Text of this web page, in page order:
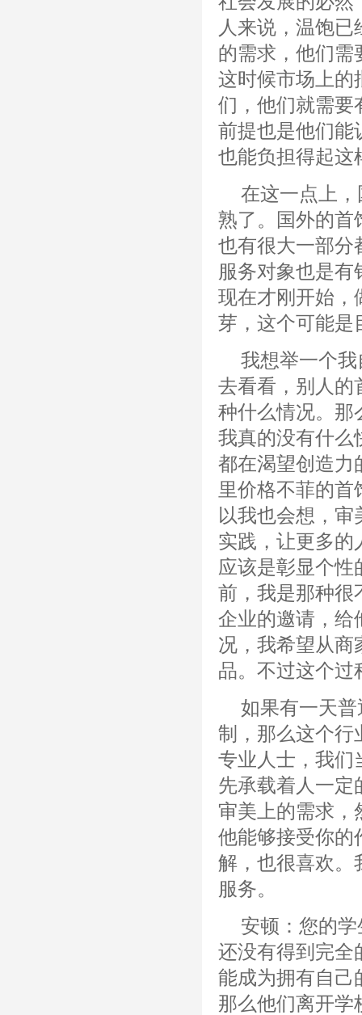
人来说，温饱
的需求，他们需
这时候市场上的
们，他们就需要
前提也是他们能
也能负担得起这
在这一点上
熟了。国外的首
也有很大一部分
服务对象也是
现在才刚开始，
芽，这个可能是
我想举一个
去看看，别人的
种什么情况。那
我真的没有什么
都在渴望创造力
里价格不菲的
以我也会想，
实践，让更多的
应该是彰显个
前，我是那种很
企业的邀请，给
况，我希望从商
品。不过这个过
如果有一天
制，那么这个行
专业人士，我们
先承载着人一定
审美上的需求，
他能够接受你的
解，也很喜欢。
服务。
安顿：您的
还没有得到完全
能成为拥有自己
那么他们离开学